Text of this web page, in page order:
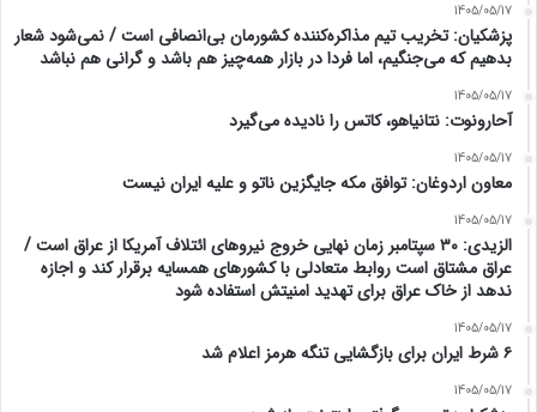
1405/05/17
پزشکیان: تخریب تیم مذاکره‌کننده کشورمان بی‌انصافی است / نمی‌شود شعار
بدهیم که می‌جنگیم، اما فردا در بازار همه‌چیز هم باشد و گرانی هم نباشد
1405/05/17
آحارونوت: نتانیاهو، کاتس را نادیده می‌گیرد
1405/05/17
معاون اردوغان: توافق مکه جایگزین ناتو و علیه ایران نیست
1405/05/17
الزیدی: ۳۰ سپتامبر زمان نهایی خروج نیروهای ائتلاف آمریکا از عراق است /
عراق مشتاق است روابط متعادلی با کشورهای همسایه برقرار کند و اجازه
ندهد از خاک عراق برای تهدید امنیتش استفاده شود
1405/05/17
۶ شرط ایران برای بازگشایی تنگه هرمز اعلام شد
1405/05/17